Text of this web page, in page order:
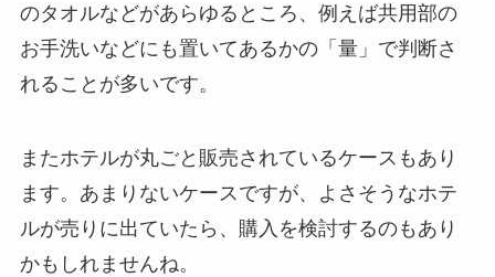
のタオルなどがあらゆるところ、例えば共用部の
お手洗いなどにも置いてあるかの「量」で判断さ
れることが多いです。
またホテルが丸ごと販売されているケースもあり
ます。あまりないケースですが、よさそうなホテ
ルが売りに出ていたら、購入を検討するのもあり
かもしれませんね。